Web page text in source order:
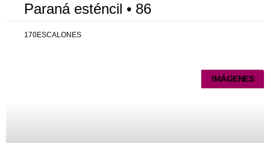
Paraná esténcil • 86
170ESCALONES
IMÁGENES